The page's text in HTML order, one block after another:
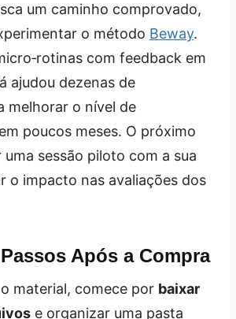
um caminho comprovado,
o método Beway.
com feedback em
ajudou dezenas de
melhorar o nível de
poucos meses. O próximo
uma sessão piloto com a sua
o impacto nas avaliações dos
Após a Compra
material, comece por baixar
e organizar uma pasta